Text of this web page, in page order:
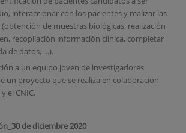
interaccionar con los pacientes y realizar las
de muestras biológicas, realización
recopilación información clínica, completar
de datos, …).
a un equipo joven de investigadores
un proyecto que se realiza en colaboración
el CNIC.
de diciembre 2020